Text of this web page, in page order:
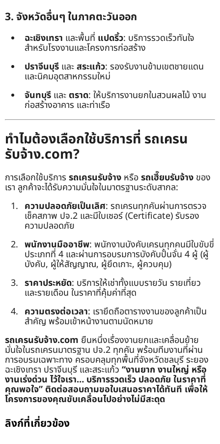
3. จังหวัดอื่นๆ ในภาคตะวันออก
ฉะเชิงเทรา และพื้นที่ แปดริ้ว: บริการรวดเร็วทันใจ
สำหรับโรงงานและโครงการก่อสร้าง
ปราจีนบุรี และสระแก้ว: รองรับงานข้ามเขตชายแดน
และนิคมอุตสาหกรรมใหม่
จันทบุรี และ ตราด: ให้บริการงานยกในสวนผลไม้ งาน
ก่อสร้างอาคาร และท่าเรือ
ทำไมต้องเลือกใช้บริการที่ รถเครน
รับจ้าง.com?
การเลือกใช้บริการ รถเครนรับจ้าง หรือรถเฮี๊ยบรับจ้าง ของ
เรา ลูกค้าจะได้รับความมั่นใจในมาตรฐานระดับสากล:
ความปลอดภัยเป็นเลิศ: รถเครนทุกคันผ่านการตรวจ
เช็คสภาพ ปจ.2 และมีใบเซอร์ (Certificate) รับรอง
ความปลอดภัย
พนักงานมืออาชีพ: พนักงานบังคับเครนทุกคนมีใบขับขี่
ประเภทที่ 4 และผ่านการอบรมการบังคับปั้นจั่น 4 ผู้ (ผู้
บังคับ, ผู้ให้สัญญาณ, ผู้ยึดเกาะ, ผู้ควบคุม)
ราคาประหยัด: บริการให้เช่าทั้งแบบรายวัน รายเที่ยว
และรายเดือน ในราคาที่คุ้มค่าที่สุด
ความตรงต่อเวลา: เรายึดถือตารางงานของลูกค้าเป็น
สำคัญ พร้อมเข้าหน้างานตามนัดหมาย
รถเครนรับจ้าง.com ยืนหนึ่งเรื่องงานยกและเคลื่อนย้าย
มั่นใจในรถเครนมาตรฐาน ปจ.2 ทุกคัน พร้อมทีมงานที่ผ่าน
การอบรมเฉพาะทาง ครอบคลุมทุกพื้นที่จังหวัดชลบุรี ระยอง
ฉะเชิงเทรา ปราจีนบุรี และสระแก้ว “งานยาก งานใหญ่ หรือ
งานเร่งด่วน ไว้ใจเรา… บริการรวดเร็ว ปลอดภัย ในราคาที่
คุณพอใจ” ติดต่อสอบถามขอใบเสนอราคาได้ทันที เพื่อให้
โครงการของคุณขับเคลื่อนไปอย่างไม่มีสะดุด
ลิงก์ที่เกี่ยวข้อง